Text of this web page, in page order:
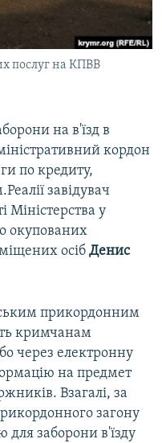
послуг на КПВВ
на в'їзд в
кордон
по кредиту,
завідувач
Міністерства у
окупованих
осіб Денис
прикордонним
кримчанам
через електронну
на предмет
Взагалі, за
загону
для заборони в'їзду